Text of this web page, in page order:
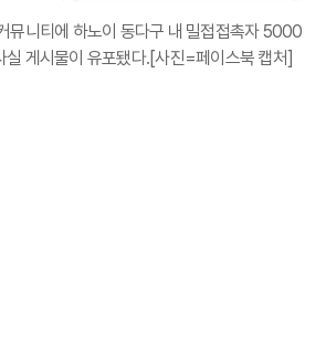
뮤니티에 하노이 동다구 내 밀접접촉자 5000
실 게시물이 유포됐다.[사진=페이스북 캡처]